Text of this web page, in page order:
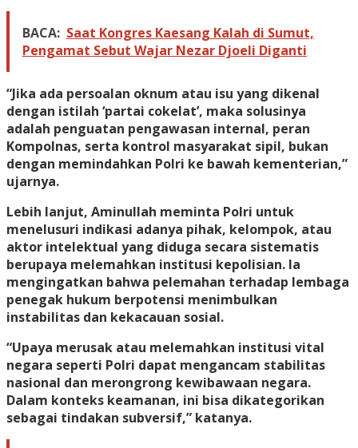
BACA: Saat Kongres Kaesang Kalah di Sumut,
Pengamat Sebut Wajar Nezar Djoeli Diganti
“Jika ada persoalan oknum atau isu yang dikenal
dengan istilah ‘partai cokelat’, maka solusinya
adalah penguatan pengawasan internal, peran
Kompolnas, serta kontrol masyarakat sipil, bukan
dengan memindahkan Polri ke bawah kementerian,”
ujarnya.
Lebih lanjut, Aminullah meminta Polri untuk
menelusuri indikasi adanya pihak, kelompok, atau
aktor intelektual yang diduga secara sistematis
berupaya melemahkan institusi kepolisian. Ia
mengingatkan bahwa pelemahan terhadap lembaga
penegak hukum berpotensi menimbulkan
instabilitas dan kekacauan sosial.
“Upaya merusak atau melemahkan institusi vital
negara seperti Polri dapat mengancam stabilitas
nasional dan merongrong kewibawaan negara.
Dalam konteks keamanan, ini bisa dikategorikan
sebagai tindakan subversif,” katanya.